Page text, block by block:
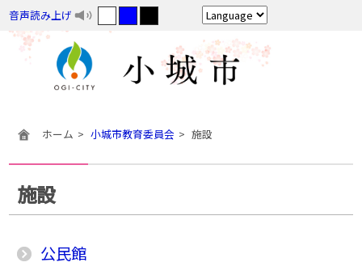
音声読み上げ
ホーム 小城市教育委員会 施設
施設
公民館